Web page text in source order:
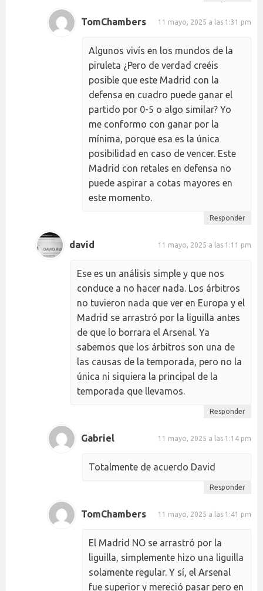
TomChambers 11 mayo, 2025 a las 1:31 pm
Algunos vivís en los mundos de la
piruleta ¿Pero de verdad creéis
posible que este Madrid con la
defensa en cuadro puede ganar el
partido por 0-5 o algo similar? Yo
me conformo con ganar por la
mínima, porque esa es la única
posibilidad en caso de vencer. Este
Madrid con retales en defensa no
puede aspirar a cotas mayores en
este momento.
Responder
david 11 mayo, 2025 a las 1:11 pm
Ese es un análisis simple y que nos
conduce a no hacer nada. Los árbitros
no tuvieron nada que ver en Europa y el
Madrid se arrastró por la liguilla antes
de que lo borrara el Arsenal. Ya
sabemos que los árbitros son una de
las causas de la temporada, pero no la
única ni siquiera la principal de la
temporada que llevamos.
Responder
Gabriel 11 mayo, 2025 a las 1:14 pm
Totalmente de acuerdo David
Responder
TomChambers 11 mayo, 2025 a las 1:41 pm
El Madrid NO se arrastró por la
liguilla, simplemente hizo una liguilla
solamente regular. Y sí, el Arsenal
fue superior y mereció pasar pero en